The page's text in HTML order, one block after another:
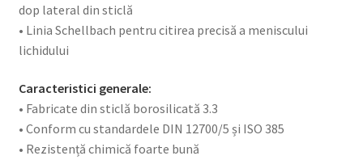
dop lateral din sticlă
• Linia Schellbach pentru citirea precisă a meniscului
lichidului
Caracteristici generale:
• Fabricate din sticlă borosilicată 3.3
• Conform cu standardele DIN 12700/5 și ISO 385
• Rezistență chimică foarte bună